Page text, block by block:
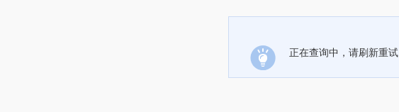
正在查询中，请刷新重试